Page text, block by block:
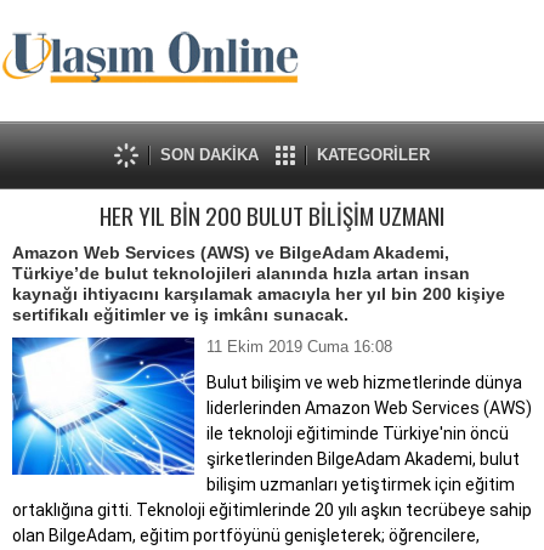
SON DAKİKA KATEGORİLER
HER YIL BİN 200 BULUT BİLİŞİM UZMANI
Amazon Web Services (AWS) ve BilgeAdam Akademi,
Türkiye’de bulut teknolojileri alanında hızla artan insan
kaynağı ihtiyacını karşılamak amacıyla her yıl bin 200 kişiye
sertifikalı eğitimler ve iş imkânı sunacak.
11 Ekim 2019 Cuma 16:08
Bulut bilişim ve web hizmetlerinde dünya
liderlerinden Amazon Web Services (AWS)
ile teknoloji eğitiminde Türkiye'nin öncü
şirketlerinden BilgeAdam Akademi, bulut
bilişim uzmanları yetiştirmek için eğitim
ortaklığına gitti. Teknoloji eğitimlerinde 20 yılı aşkın tecrübeye sahip
olan BilgeAdam, eğitim portföyünü genişleterek; öğrencilere,